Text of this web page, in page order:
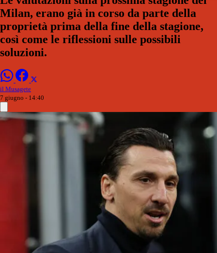
Milan, erano già in corso da parte della
proprietà prima della fine della stagione,
così come le riflessioni sulle possibili
soluzioni.
il Musagete
7 giugno - 14:40